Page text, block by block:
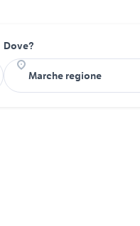
Dove?